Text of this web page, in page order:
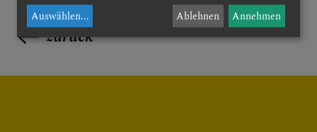
zurück
Auswählen... Ablehnen Annehmen